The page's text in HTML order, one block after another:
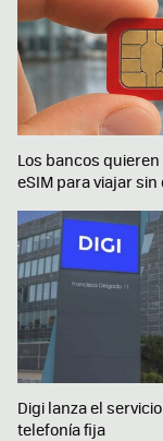
Los bancos
eSIM para viajar
Digi lanza el
telefonía fija